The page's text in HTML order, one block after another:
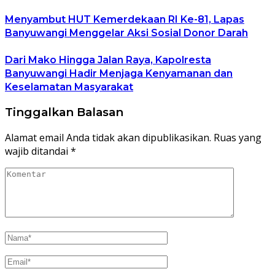
Menyambut HUT Kemerdekaan RI Ke-81, Lapas
Banyuwangi Menggelar Aksi Sosial Donor Darah
Dari Mako Hingga Jalan Raya, Kapolresta
Banyuwangi Hadir Menjaga Kenyamanan dan
Keselamatan Masyarakat
Tinggalkan Balasan
Alamat email Anda tidak akan dipublikasikan. Ruas yang
wajib ditandai *